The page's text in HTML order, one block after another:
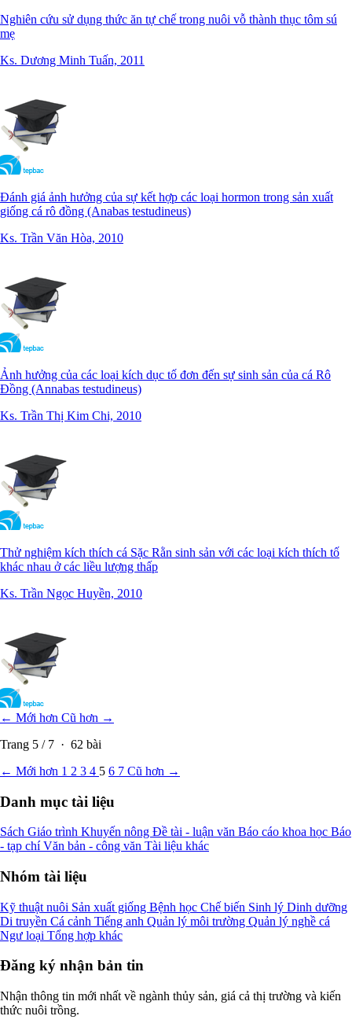
Nghiên cứu sử dụng thức ăn tự chế trong nuôi vỗ thành thục tôm sú
mẹ
Ks. Dương Minh Tuấn, 2011
Đánh giá ảnh hưởng của sự kết hợp các loại hormon trong sản xuất
giống cá rô đồng (Anabas testudineus)
Ks. Trần Văn Hòa, 2010
Ảnh hưởng của các loại kích dục tố đơn đến sự sinh sản của cá Rô
Đồng (Annabas testudineus)
Ks. Trần Thị Kim Chi, 2010
Thử nghiệm kích thích cá Sặc Rằn sinh sản với các loại kích thích tố
khác nhau ở các liều lượng thấp
Ks. Trần Ngọc Huyền, 2010
← Mới hơn Cũ hơn →
Trang 5 / 7 · 62 bài
← Mới hơn 1 2 3 4 5 6 7 Cũ hơn →
Danh mục tài liệu
Sách Giáo trình Khuyến nông Đề tài - luận văn Báo cáo khoa học Báo
- tạp chíVăn bản - công văn Tài liệu khác
Nhóm tài liệu
Kỹ thuật nuôi Sản xuất giống Bệnh học Chế biến Sinh lý Dinh dưỡng
Di truyền Cá cảnh Tiếng anh Quản lý môi trường Quản lý nghề cá
Ngư loại Tổng hợp khác
Đăng ký nhận bản tin
Nhận thông tin mới nhất về ngành thủy sản, giá cả thị trường và kiến
thức nuôi trồng.